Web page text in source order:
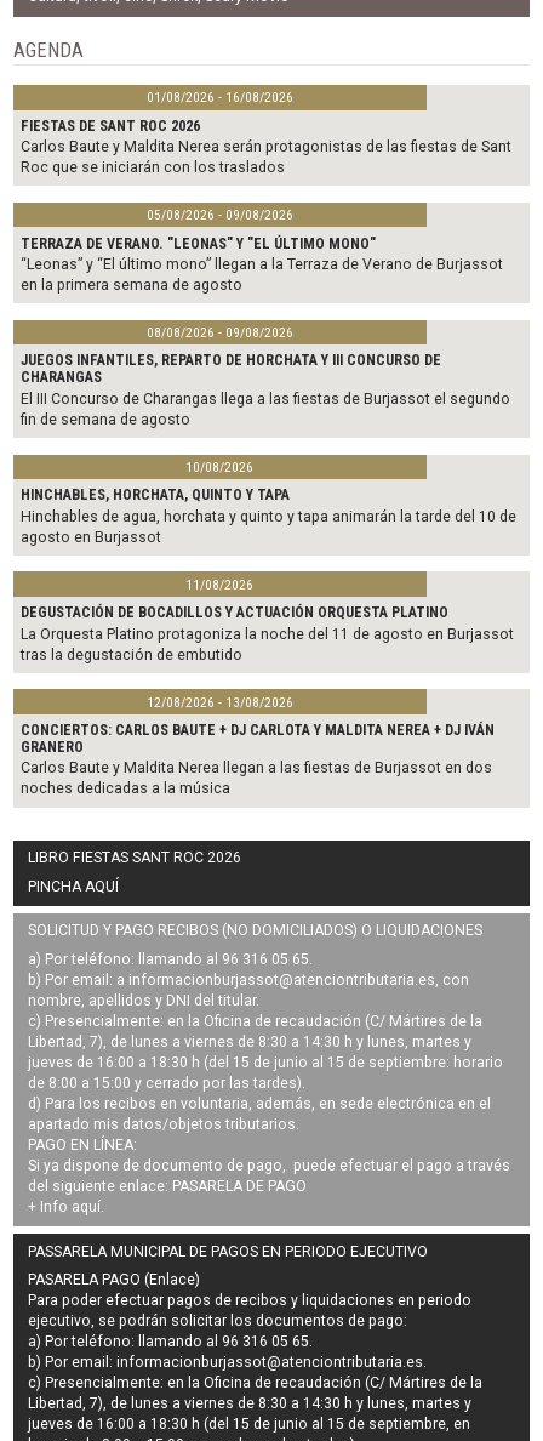
o
o
k
e
AGENDA
01/08/2026 - 16/08/2026
FIESTAS DE SANT ROC 2026
Carlos Baute y Maldita Nerea serán protagonistas de las fiestas de Sant
Roc que se iniciarán con los traslados
05/08/2026 - 09/08/2026
TERRAZA DE VERANO. "LEONAS" Y "EL ÚLTIMO MONO"
“Leonas” y “El último mono” llegan a la Terraza de Verano de Burjassot
en la primera semana de agosto
08/08/2026 - 09/08/2026
JUEGOS INFANTILES, REPARTO DE HORCHATA Y III CONCURSO DE
CHARANGAS
El III Concurso de Charangas llega a las fiestas de Burjassot el segundo
fin de semana de agosto
10/08/2026
HINCHABLES, HORCHATA, QUINTO Y TAPA
Hinchables de agua, horchata y quinto y tapa animarán la tarde del 10 de
agosto en Burjassot
11/08/2026
DEGUSTACIÓN DE BOCADILLOS Y ACTUACIÓN ORQUESTA PLATINO
La Orquesta Platino protagoniza la noche del 11 de agosto en Burjassot
tras la degustación de embutido
12/08/2026 - 13/08/2026
CONCIERTOS: CARLOS BAUTE + DJ CARLOTA Y MALDITA NEREA + DJ IVÁN
GRANERO
Carlos Baute y Maldita Nerea llegan a las fiestas de Burjassot en dos
noches dedicadas a la música
LIBRO FIESTAS SANT ROC 2026
PINCHA AQUÍ
SOLICITUD Y PAGO RECIBOS (NO DOMICILIADOS) O LIQUIDACIONES
a) Por teléfono: llamando al 96 316 05 65.
b) Por email: a informacionburjassot@atenciontributaria.es, con
nombre, apellidos y DNI del titular.
c) Presencialmente: en la Oficina de recaudación (C/ Mártires de la
Libertad, 7), de lunes a viernes de 8:30 a 14:30 h y lunes, martes y
jueves de 16:00 a 18:30 h (del 15 de junio al 15 de septiembre: horario
de 8:00 a 15:00 y cerrado por las tardes).
d) Para los recibos en voluntaria, además, en sede electrónica en el
apartado mis datos/objetos tributarios.
PAGO EN LÍNEA:
Si ya dispone de documento de pago, puede efectuar el pago a través
del siguiente enlace: PASARELA DE PAGO
+ Info aquí.
PASSARELA MUNICIPAL DE PAGOS EN PERIODO EJECUTIVO
PASARELA PAGO (Enlace)
Para poder efectuar pagos derecibos y liquidaciones en periodo
ejecutivo, se podrán solicitar los documentos de pago:
a) Por teléfono: llamando al 96 316 05 65.
b) Por email:informacionburjassot@atenciontributaria.es.
c) Presencialmente: en la Oficina de recaudación (C/ Mártires de la
Libertad, 7), de lunes a viernes de 8:30 a 14:30 h y lunes, martes y
jueves de 16:00 a 18:30 h (del 15 de junio al 15 de septiembre, en